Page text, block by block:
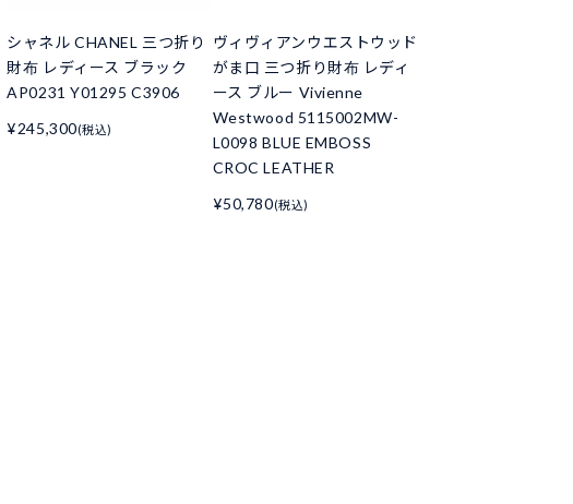
シャネル CHANEL 三つ折り
財布 レディース ブラック
AP0231 Y01295 C3906
¥245,300(税込)
ヴィヴィアンウエストウッド
がま口 三つ折り財布 レディ
ース ブルー Vivienne
Westwood 5115002MW-
L0098 BLUE EMBOSS
CROC LEATHER
¥50,780(税込)